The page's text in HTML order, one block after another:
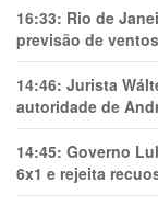
16:33: Rio de
previsão de
14:46: Jurista
autoridade de
14:45: Governo
6x1 e rejeita